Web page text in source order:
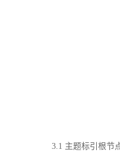
3.1 主题标引根节